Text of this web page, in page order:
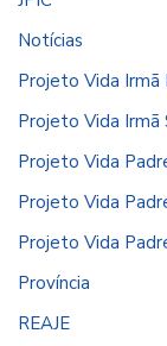
Notícias
Projeto Vida Irmã
Projeto Vida Irmã
Projeto Vida
Projeto Vida
Projeto Vida
Província
REAJE